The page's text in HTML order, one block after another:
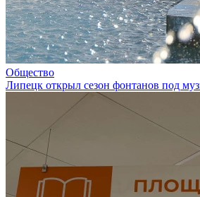
Общество
Липецк открыл сезон фонтанов под